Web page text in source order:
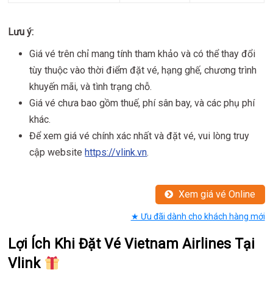
Lưu ý:
Giá vé trên chỉ mang tính tham khảo và có thể thay đổi
tùy thuộc vào thời điểm đặt vé, hạng ghế, chương trình
khuyến mãi, và tình trạng chỗ.
Giá vé chưa bao gồm thuế, phí sân bay, và các phụ phí
khác.
Để xem giá vé chính xác nhất và đặt vé, vui lòng truy
cập website https://vlink.vn.
Xem giá vé Online
★ Ưu đãi dành cho khách hàng mới
Lợi Ích Khi Đặt Vé Vietnam Airlines Tại
Vlink